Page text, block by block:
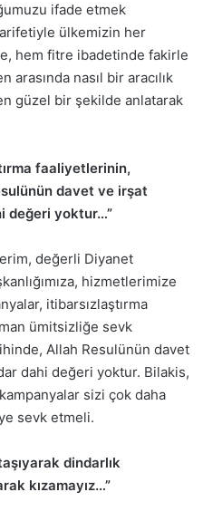
ifade etmek
ülkemizin her
hem fitre ibadetinde fakirle
arasında nasıl bir aracılık
güzel bir şekilde anlatarak
faaliyetlerinin,
davet ve irşat
değeri yoktur…”
değerli Diyanet
hizmetlerimize
itibarsızlaştırma
ümitsizliğe sevk
Allah Resulünün davet
dahi değeri yoktur. Bilakis,
sizi çok daha
sevk etmeli.
dindarlık
kızamayız…”